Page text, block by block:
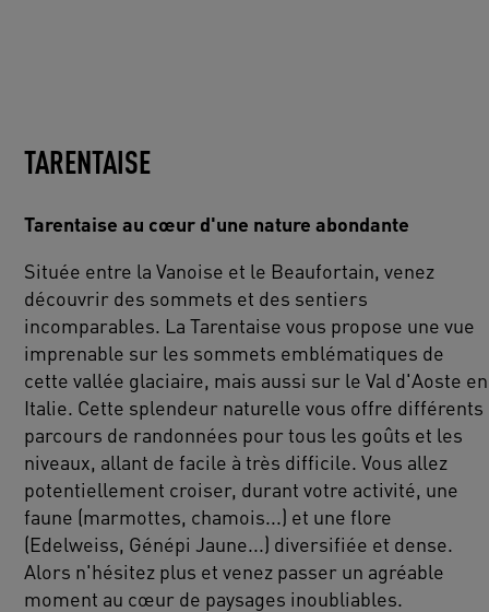
TARENTAISE
Tarentaise au cœur d'une nature abondante
Située entre la Vanoise et le Beaufortain, venez
découvrir des sommets et des sentiers
incomparables. La Tarentaise vous propose une vue
imprenable sur les sommets emblématiques de
cette vallée glaciaire, mais aussi sur le Val d'Aoste en
Italie. Cette splendeur naturelle vous offre différents
parcours de randonnées pour tous les goûts et les
niveaux, allant de facile à très difficile. Vous allez
potentiellement croiser, durant votre activité, une
faune (marmottes, chamois...) et une flore
(Edelweiss, Génépi Jaune...) diversifiée et dense.
Alors n'hésitez plus et venez passer un agréable
moment au cœur de paysages inoubliables.